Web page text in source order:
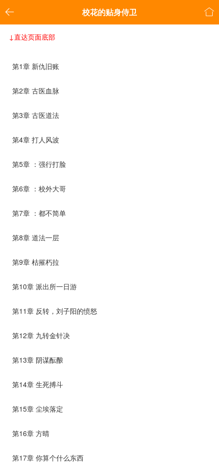
 校花的贴身侍卫 
↓直达页面底部
第1章 新仇旧账
第2章 古医血脉
第3章 古医道法
第4章 打人风波
第5章 ：强行打脸
第6章 ：校外大哥
第7章 ：都不简单
第8章 道法一层
第9章 枯摧朽拉
第10章 派出所一日游
第11章 反转，刘子阳的愤怒
第12章 九转金针决
第13章 阴谋酝酿
第14章 生死搏斗
第15章 尘埃落定
第16章 方晴
第17章 你算个什么东西